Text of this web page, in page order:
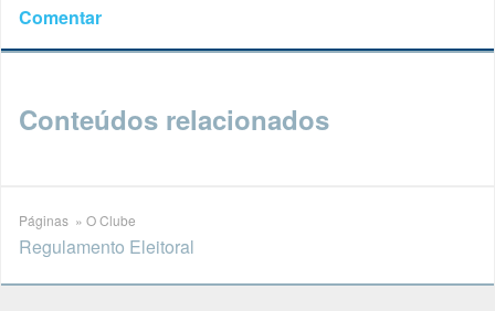
Comentar
Conteúdos relacionados
Páginas » O Clube
Regulamento Eleitoral